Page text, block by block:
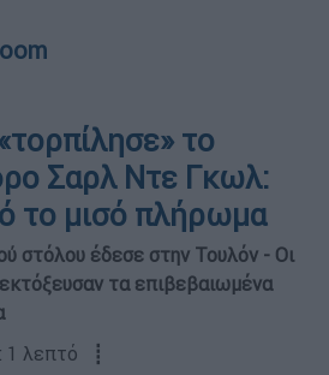
το
Σαρλ Ντε Γκωλ:
το μισό πλήρωμα
στόλου έδεσε στην Τουλόν - Οι
τα επιβεβαιωμένα
1 λεπτό ┋